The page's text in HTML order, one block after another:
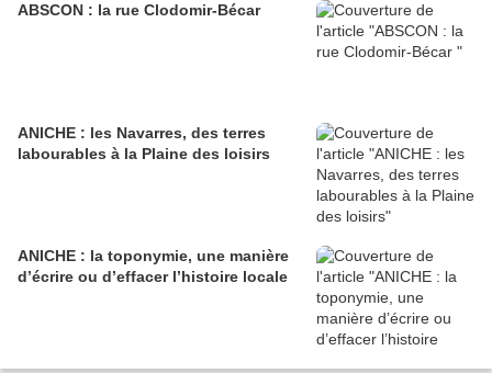
ABSCON : la rue Clodomir-Bécar
ANICHE : les Navarres, des terres
labourables à la Plaine des loisirs
ANICHE : la toponymie, une manière
d’écrire ou d’effacer l’histoire locale